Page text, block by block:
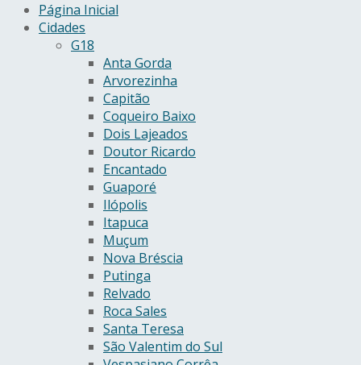
Página Inicial
Cidades
G18
Anta Gorda
Arvorezinha
Capitão
Coqueiro Baixo
Dois Lajeados
Doutor Ricardo
Encantado
Guaporé
Ilópolis
Itapuca
Muçum
Nova Bréscia
Putinga
Relvado
Roca Sales
Santa Teresa
São Valentim do Sul